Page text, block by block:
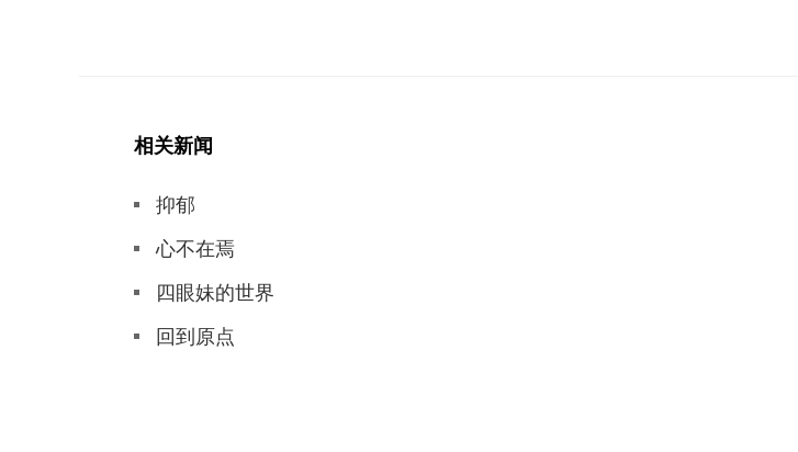
相关新闻
抑郁
心不在焉
四眼妹的世界
回到原点